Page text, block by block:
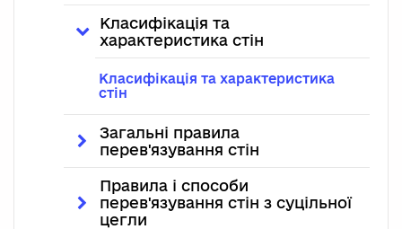
Класифікація та
характеристика стін
Класифікація та характеристика
стін
Загальні правила
перев'язування стін
Правила і способи
перев'язування стін з суцільної
цегли